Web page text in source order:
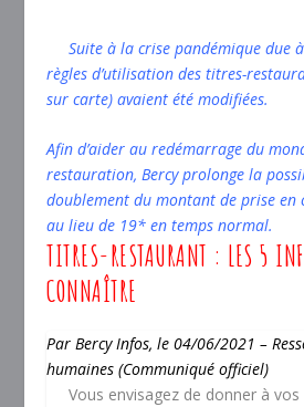
Suite à la crise pandémique due
règles d’utilisation des titres-
sur carte) avaient été modifiées.
Afin d’aider au redémarrage du
restauration, Bercy prolonge la
doublement du montant de prise en
au lieu de 19* en temps normal.
TITRES-RESTAURANT : LES 5
CONNAÎTRE
ParBercy Infos, le 04/06/2021 –
humaines (Communiqué officiel)
Vous envisagez de donner à vos